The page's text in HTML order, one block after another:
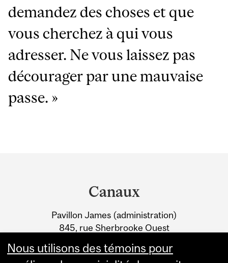
demandez des choses et que
vous cherchez à qui vous
adresser. Ne vous laissez pas
décourager par une mauvaise
passe. »
Information
Canaux
Pavillon James (administration)
845, rue Sherbrooke Ouest
Nous utilisons des témoins pour